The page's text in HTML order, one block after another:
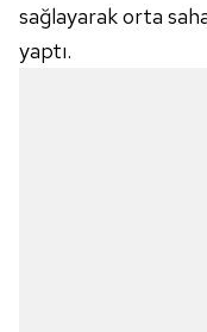
sağlayarak orta
yaptı.